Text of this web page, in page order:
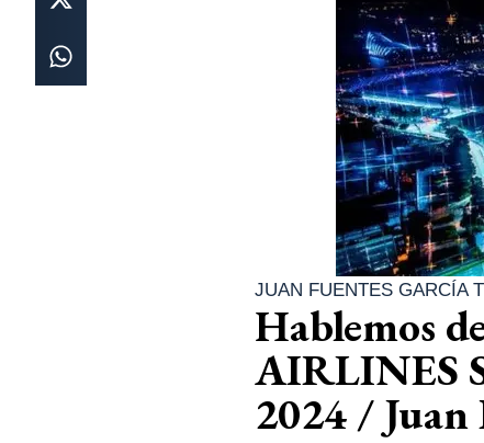
JUAN FUENTES GARCÍA
Hablemos
AIRLINES
2024 / Juan